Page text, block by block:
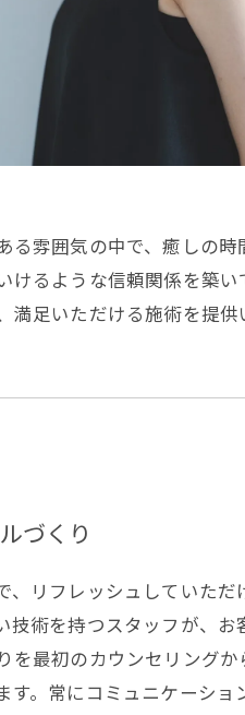
る雰囲気の中で、癒しの
けるような信頼関係を築
足いただける施術を提供
づくり
、リフレッシュしていただ
技術を持つスタッフが、お
を最初のカウンセリングか
す。常にコミュニケーショ